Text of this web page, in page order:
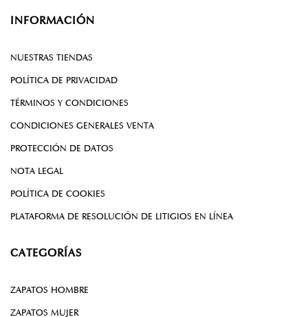
INFORMACIÓN
NUESTRAS TIENDAS
POLÍTICA DE PRIVACIDAD
TÉRMINOS Y CONDICIONES
CONDICIONES GENERALES VENTA
PROTECCIÓN DE DATOS
NOTA LEGAL
POLÍTICA DE COOKIES
PLATAFORMA DE RESOLUCIÓN DE LITIGIOS EN LÍNEA
CATEGORÍAS
ZAPATOS HOMBRE
ZAPATOS MUJER